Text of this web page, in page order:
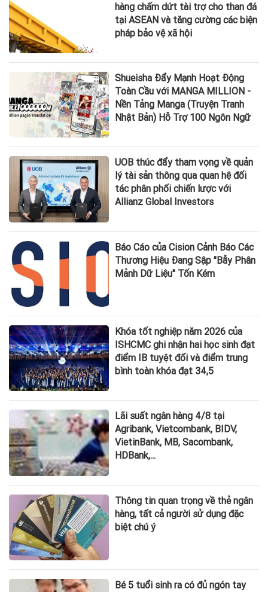
hàng chấm dứt tài trợ cho than đá
tại ASEAN và tăng cường các biện
pháp bảo vệ xã hội
Shueisha Đẩy Mạnh Hoạt Động
Toàn Cầu với MANGA MILLION -
Nền Tảng Manga (Truyện Tranh
Nhật Bản) Hỗ Trợ 100 Ngôn Ngữ
UOB thúc đẩy tham vọng về quản
lý tài sản thông qua quan hệ đối
tác phân phối chiến lược với
Allianz Global Investors
Báo Cáo của Cision Cảnh Báo Các
Thương Hiệu Đang Sập "Bẫy Phân
Mảnh Dữ Liệu" Tốn Kém
Khóa tốt nghiệp năm 2026 của
ISHCMC ghi nhận hai học sinh đạt
điểm IB tuyệt đối và điểm trung
bình toàn khóa đạt 34,5
Lãi suất ngân hàng 4/8 tại
Agribank, Vietcombank, BIDV,
VietinBank, MB, Sacombank,
HDBank,...
Thông tin quan trọng về thẻ ngân
hàng, tất cả người sử dụng đặc
biệt chú ý
Bé 5 tuổi sinh ra có đủ ngón tay